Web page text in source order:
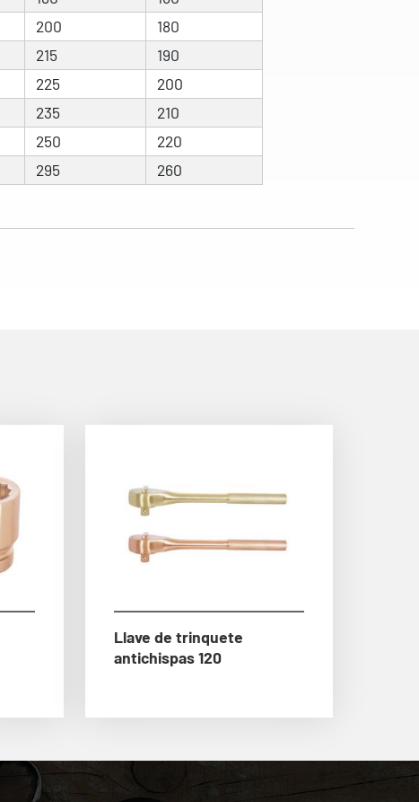
200
180
215
190
225
200
235
210
250
220
295 260
Llave de trinquete
antichispas 120